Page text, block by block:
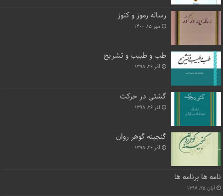
رساله رموز و کنوز
مهر ۱۵, ۱۴۰۰
طب و طبیب و تشریح
آذر ۲۶, ۱۳۹۸
گشتی در حرکت
آذر ۲۶, ۱۳۹۸
گنجینه گوهر روان
آذر ۲۶, ۱۳۹۸
نامه ها برنامه ها
آبان ۲۵, ۱۳۹۸